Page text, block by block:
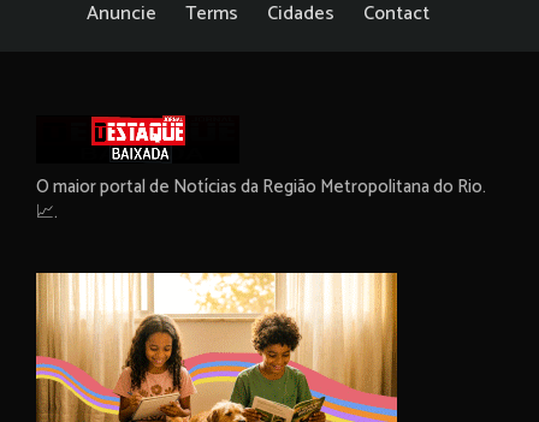
Anuncie
Terms Cidades Contact
O maior portal de Notícias da Região Metropolitana do Rio.
📈.